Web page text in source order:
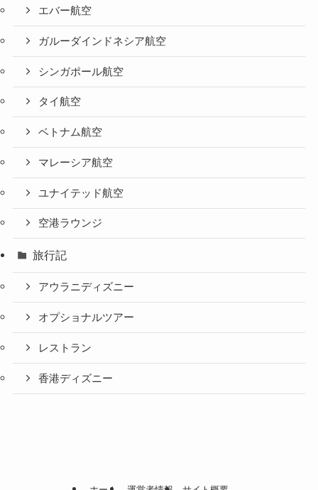
エバー航空
ガルーダインドネシア航空
シンガポール航空
タイ航空
ベトナム航空
マレーシア航空
ユナイテッド航空
空港ラウンジ
旅行記
アウラニディズニー
オプショナルツアー
レストラン
香港ディズニー